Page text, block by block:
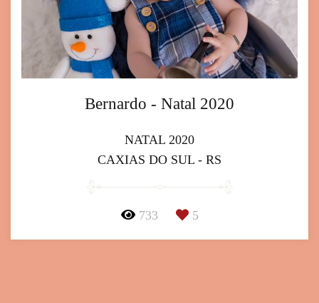
Bernardo - Natal 2020
NATAL 2020
CAXIAS DO SUL - RS
733 5